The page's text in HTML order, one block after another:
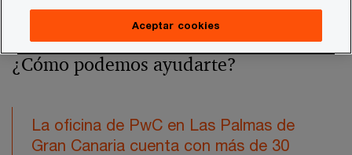
¿Cómo podemos ayudarte?
La oficina de PwC en Las Palmas de
Gran Canaria cuenta con más de 30
Aceptar cookies